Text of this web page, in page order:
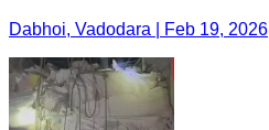
Dabhoi, Vadodara | Feb 19, 2026